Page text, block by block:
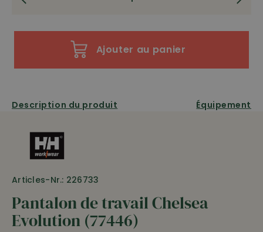
Ajouter au panier
Description du produit Équipement
Articles-Nr.: 226733
Pantalon de travail Chelsea
Evolution (77446)